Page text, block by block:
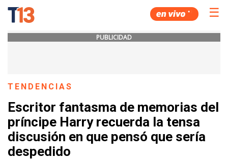
☰
PUBLICIDAD
TENDENCIAS
Escritor fantasma de memorias del
príncipe Harry recuerda la tensa
discusión en que pensó que sería
despedido